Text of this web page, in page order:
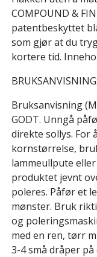
COMPOUND &
patentbeskyttet
som gjør at du
kortere tid.
BRUKSANVISNING:
Bruksanvisning
GODT. Unngå
direkte sollys. For
kornstørrelse,
lammeullpute
produktet jevnt
poleres. Påfør et
mønster. Bruk
og
med en ren, tørr
3-4 små dråper